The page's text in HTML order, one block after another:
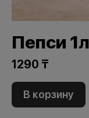
Пепси 1л
1290 ₸
В корзину